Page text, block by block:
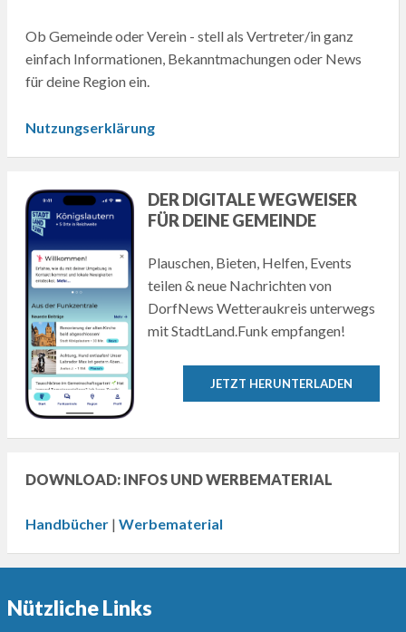
Ob Gemeinde oder Verein - stell als Vertreter/in ganz
einfach Informationen, Bekanntmachungen oder News
für deine Region ein.
Nutzungserklärung
DER DIGITALE WEGWEISER
FÜR DEINE GEMEINDE
Plauschen, Bieten, Helfen, Events
teilen & neue Nachrichten von
DorfNews Wetteraukreis unterwegs
mit StadtLand.Funk empfangen!
JETZT HERUNTERLADEN
DOWNLOAD: INFOS UND WERBEMATERIAL
Handbücher| Werbematerial
Nützliche Links